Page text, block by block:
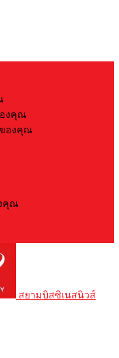
งคุณ
องคุณ
คุณ
สยามบิสซิเนสนิวส์